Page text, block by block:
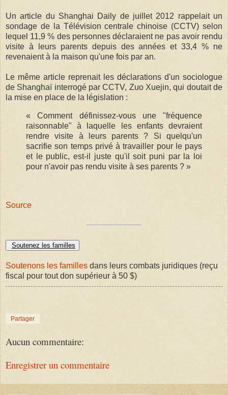
Un article du Shanghai Daily de juillet 2012 rappelait un
sondage de la Télévision centrale chinoise (CCTV) selon
lequel 11,9 % des personnes déclaraient ne pas avoir rendu
visite à leurs parents depuis des années et 33,4 % ne
revenaient à la maison qu'une fois par an.
Le même article reprenait les déclarations d'un sociologue
de Shanghaï interrogé par CCTV, Zuo Xuejin, qui doutait de
la mise en place de la législation :
« Comment définissez-vous une "fréquence
raisonnable" à laquelle les enfants devraient
rendre visite à leurs parents ? Si quelqu'un
sacrifie son temps privé à travailler pour le pays
et le public, est-il juste qu'il soit puni par la loi
pour n'avoir pas rendu visite à ses parents ? »
Source
Soutenez les familles
Soutenons les familles dans leurs combats juridiques (reçu
fiscal pour tout don supérieur à 50 $)
Partager
Aucun commentaire:
Enregistrer un commentaire